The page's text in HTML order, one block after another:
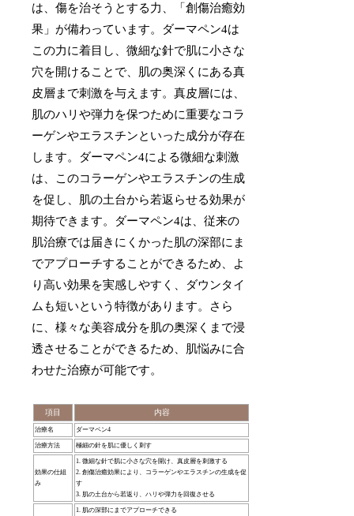
は、傷を治そうとする力、「創傷治癒効
果」が備わっています。ダーマペン4は
この力に着目し、微細な針で肌に小さな
穴を開けることで、肌の奥深くにある真
皮層まで刺激を与えます。真皮層には、
肌のハリや弾力を保つために重要なコラ
ーゲンやエラスチンといった成分が存在
します。ダーマペン4による微細な刺激
は、このコラーゲンやエラスチンの生成
を促し、肌の土台から若返らせる効果が
期待できます。ダーマペン4は、従来の
肌治療では届きにくかった肌の深部にま
でアプローチすることができるため、よ
り高い効果を実感しやすく、ダウンタイ
ムも短いという特徴があります。さら
に、様々な美容成分を肌の奥深くまで浸
透させることができるため、肌悩みに合
わせた治療が可能です。
項目 内容
治療名 ダーマペン4
治療方法 極細の針を肌に優しく刺す
効果の仕組
み
1. 微細な針で肌に小さな穴を開け、真皮層を刺激する
2. 創傷治癒効果により、コラーゲンやエラスチンの生成を促
す
3. 肌の土台から若返り、ハリや弾力を回復させる
1. 肌の深部にまでアプローチできる